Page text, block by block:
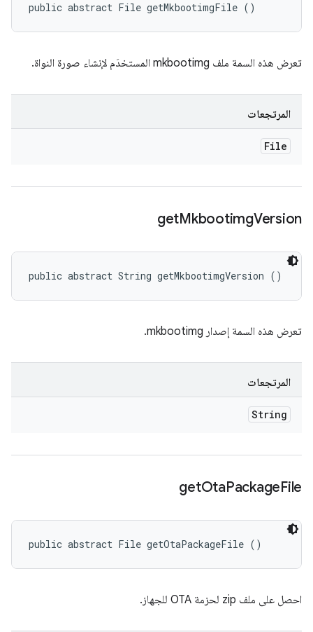
public abstract File getMkbootimgFile ()
تعرض هذه السمة ملف mkbootimg المستخدَم لإنشاء صورة النواة.
المرتجعات
File
getMkbootimgVersion
public abstract String getMkbootimgVersion ()
تعرض هذه السمة إصدار mkbootimg.
المرتجعات
String
getOtaPackageFile
public abstract File getOtaPackageFile ()
احصل على ملف zip لحزمة OTA للجهاز.